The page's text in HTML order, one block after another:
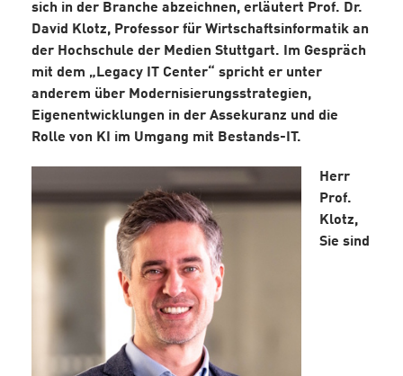
sich in der Branche abzeichnen, erläutert Prof. Dr.
David Klotz, Professor für Wirtschaftsinformatik an
der Hochschule der Medien Stuttgart. Im Gespräch
mit dem „Legacy IT Center“ spricht er unter
anderem über Modernisierungsstrategien,
Eigenentwicklungen in der Assekuranz und die
Rolle von KI im Umgang mit Bestands-IT.
Herr
Prof.
Klotz,
Sie sind